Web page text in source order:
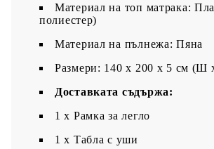
Материал на топ матрака:
полиестер)
Материал на пълнежа: Пяна
Размери: 140 x 200 x 5 см (Ш
Доставката съдържа:
1 x Рамка за легло
1 х Табла с уши